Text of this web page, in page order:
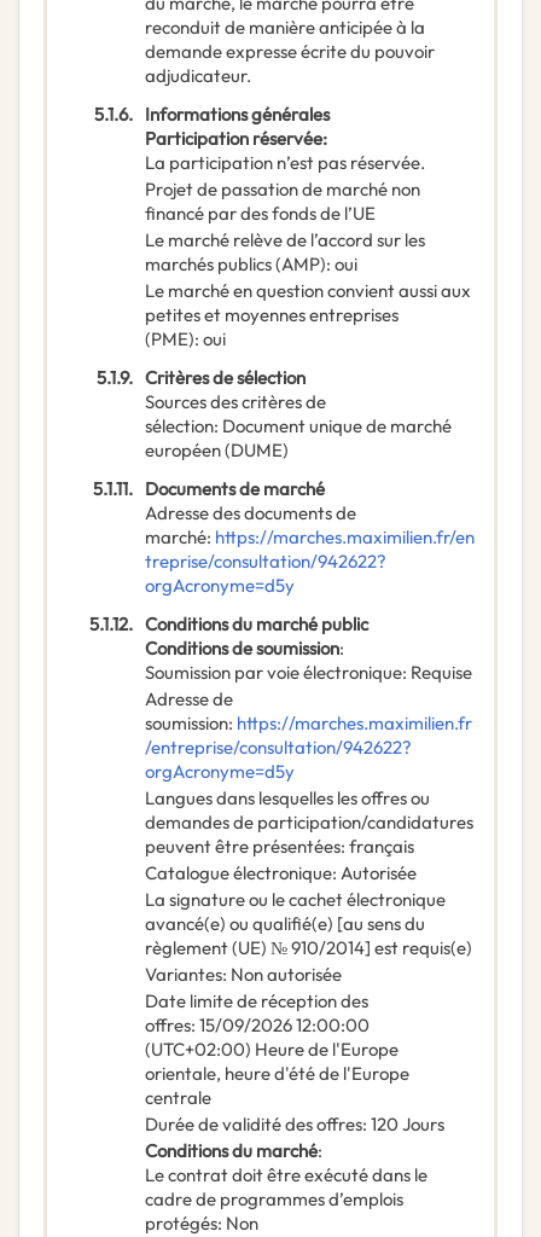
reconduit de manière anticipée à la
demande expresse écrite du pouvoir
adjudicateur.
5.1.6. Informations générales
Participation réservée:
La participation n’est pas réservée.
Projet de passation de marché non
financé par des fonds de l’UE
Le marché relève de l’accord sur les
marchés publics (AMP): oui
Le marché en question convient aussi aux
petites et moyennes entreprises
(PME): oui
5.1.9. Critères de sélection
Sources des critères de
sélection: Document unique de marché
européen (DUME)
5.1.11. Documents de marché
Adresse des documents de
marché: https://marches.maximilien.fr/en
treprise/consultation/942622?
orgAcronyme=d5y
5.1.12. Conditions du marché public
Conditions de soumission:
Soumission par voie électronique: Requise
Adresse de
soumission: https://marches.maximilien.fr
/entreprise/consultation/942622?
orgAcronyme=d5y
Langues dans lesquelles les offres ou
demandes de participation/candidatures
peuvent être présentées: français
Catalogue électronique: Autorisée
La signature ou le cachet électronique
avancé(e) ou qualifié(e) [au sens du
règlement (UE) № 910/2014] est requis(e)
Variantes: Non autorisée
Date limite de réception des
offres: 15/09/202612:00:00
(UTC+02:00) Heure de l'Europe
orientale, heure d'été de l'Europe
centrale
Durée de validité des offres: 120 Jours
Conditions du marché:
Le contrat doit être exécuté dans le
cadre de programmes d’emplois
protégés: Non